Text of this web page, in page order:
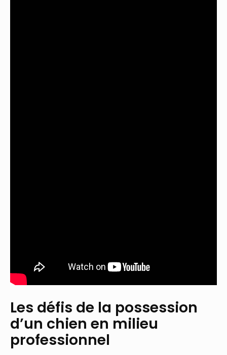
Les défis de la possession
d’un chien en milieu
professionnel